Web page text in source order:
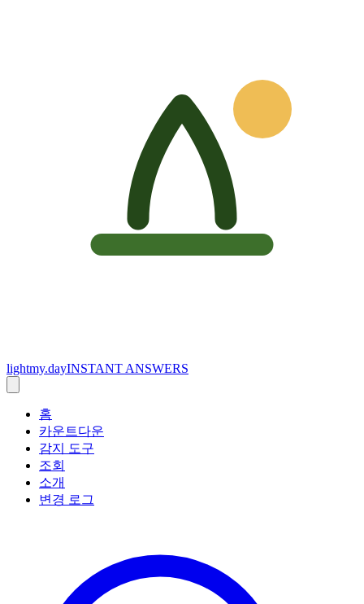
lightmy.dayINSTANT ANSWERS
홈
카운트다운
감지 도구
조회
소개
변경 로그